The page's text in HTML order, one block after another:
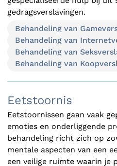
gedragsverslavingen.
Behandeling van
Behandeling van
Behandeling van
Behandeling van
Eetstoornis
Eetstoornissen gaan vaak
emoties en onderliggende
behandeling richt zich op
mentale aspecten van een
een veilige ruimte waarin je